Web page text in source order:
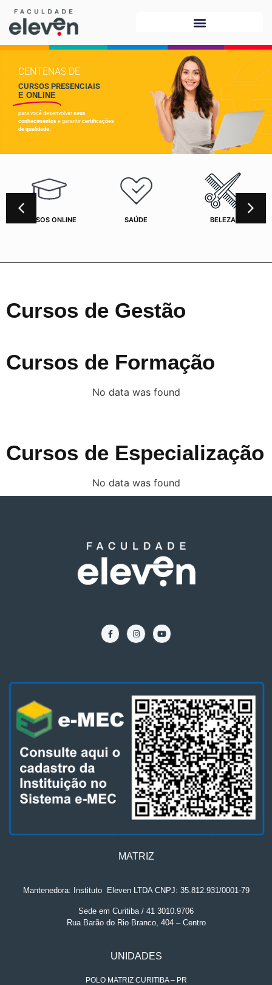
CENTENAS DE
CURSOS PRESENCIAIS
E ONLINE
para você desenvolver seus
conhecimentos e garantir certificações
de qualidade.
CURSOS ONLINE SAÚDE BELEZA
Cursos de Gestão
Cursos de Formação
No data was found
Cursos de Especialização
No data was found
MATRIZ
Mantenedora: Instituto. Eleven LTDA CNPJ: 35.812.931/0001-79
Sede em Curitiba / 41 3010.9706
Rua Barão do Rio Branco, 404 – Centro
UNIDADES
POLO MATRIZ CURITIBA – PR